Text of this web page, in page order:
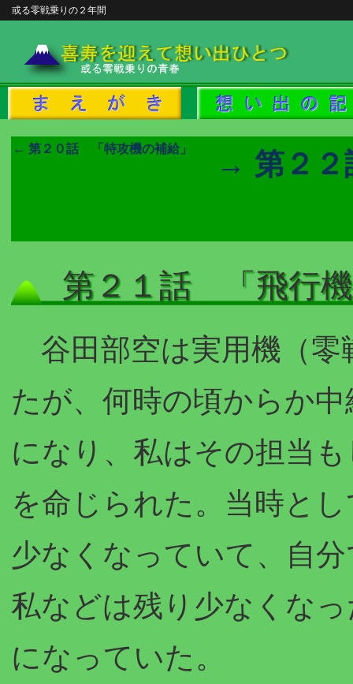
或る零戦乗りの２年間
← 第２０話 「特攻機の補給」 → 第２２
第２１話 「飛行
谷田部空は実用機（零
たが、何時の頃からか
になり、私はその担当
を命じられた。当時と
少なくなっていて、自
私などは残り少なくな
になっていた。